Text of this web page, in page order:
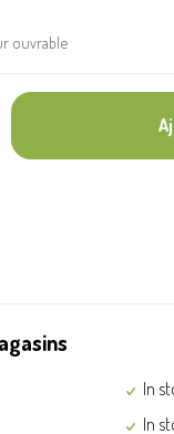
ouvrable
In
In